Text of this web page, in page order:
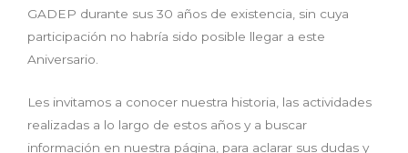
GADEP durante sus 30 años de existencia, sin cuya
participación no habría sido posible llegar a este
Aniversario.
Les invitamos a conocer nuestra historia, las actividades
realizadas a lo largo de estos años y a buscar
información en nuestra página, para aclarar sus dudas y